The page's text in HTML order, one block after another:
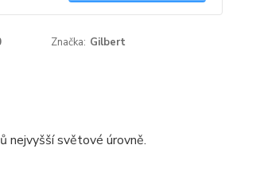
Značka: Gilbert
nejvyšší světové úrovně.